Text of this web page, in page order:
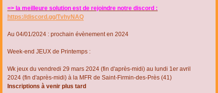
=> la meilleure solution est de rejoindre notre discord :
https://discord.gg/TvhyNAQ
Au 04/01/2024 : prochain évènement en 2024
Week-end JEUX de Printemps :
Wk jeux du vendredi 29 mars 2024 (fin d'après-midi) au lundi 1er avril
2024 (fin d'après-midi) à la MFR de Saint-Firmin-des-Près (41)
Inscriptions à venir plus tard